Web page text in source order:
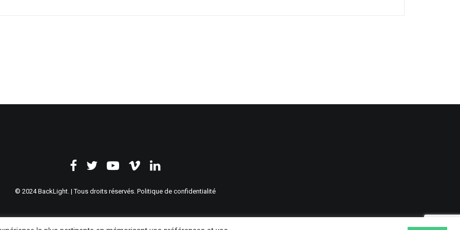
© 2024 BackLight. | Tous droits réservés. Politique de confidentialité